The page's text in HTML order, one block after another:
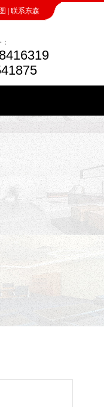
联系东森